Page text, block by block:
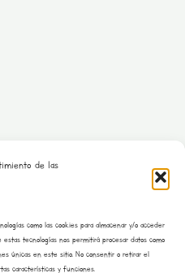
de las
como las cookies para almacenar y/o acceder
tecnologías nos permitirá procesar datos como
únicas en este sitio. No consentir o retirar el
características y funciones.
EU